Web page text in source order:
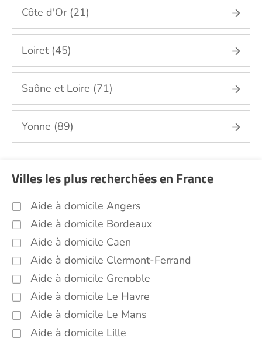
Autres aides à domicile Nièvre (58)
Voir toutes les aides à domicile dans la Nièvre
(58)
Côte d'Or (21)
Loiret (45)
Saône et Loire (71)
Yonne (89)
Villes les plus recherchées en France
Aide à domicile Angers
Aide à domicile Bordeaux
Aide à domicile Caen
Aide à domicile Clermont-Ferrand
Aide à domicile Grenoble
Aide à domicile Le Havre
Aide à domicile Le Mans
Aide à domicile Lille